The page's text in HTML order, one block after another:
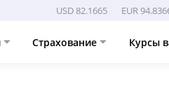
USD 82.1665 EUR
Страхование Курсы